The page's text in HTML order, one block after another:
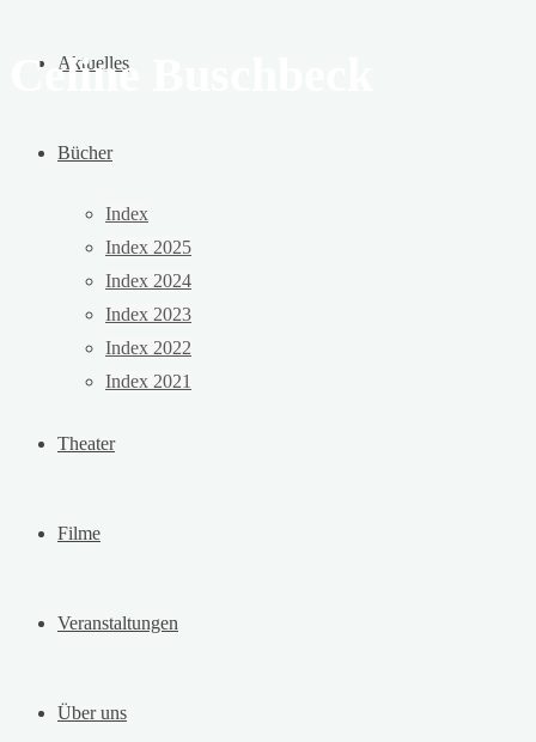
Aktuelles
Bücher
Index
Index 2025
Index 2024
Index 2023
Index 2022
Index 2021
Theater
Filme
Veranstaltungen
Über uns
Celine Buschbeck